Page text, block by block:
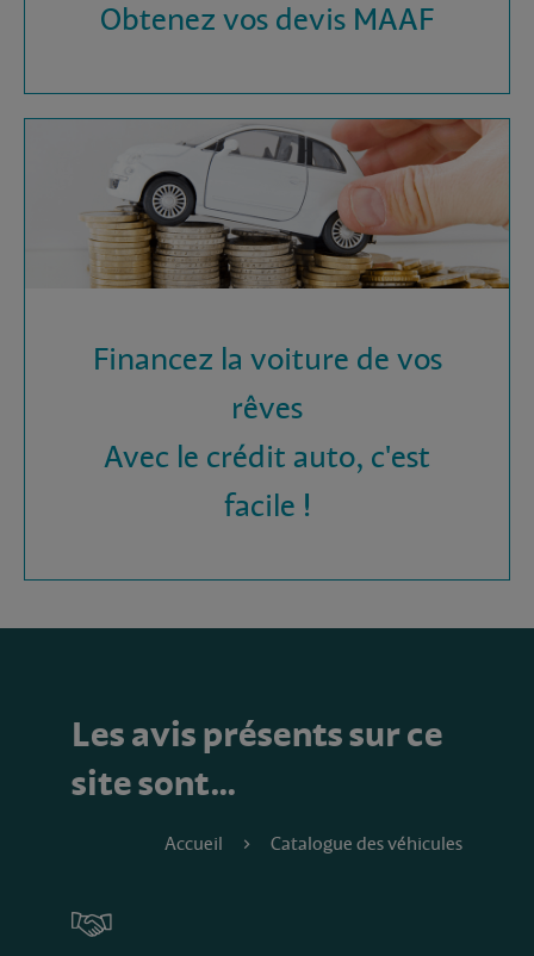
Obtenez vos devis MAAF
Financez la voiture de vos
rêves
Avec le crédit auto, c'est
facile !
Les avis présents sur ce
site sont…
Accueil Catalogue des véhicules